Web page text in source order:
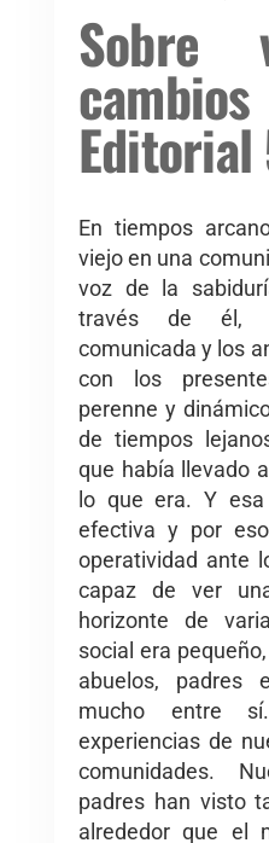
Sobre
Editorial
En tiempos
viejo en una
voz de la
través de él,
comunicada y los
con los
perenne y
de tiempos
que había llevado
lo que era. Y
efectiva y por
operatividad ante
capaz de ver
horizonte de
social era
abuelos, padres
mucho entre
experiencias de
comunidades.
padres han visto
alrededor que el